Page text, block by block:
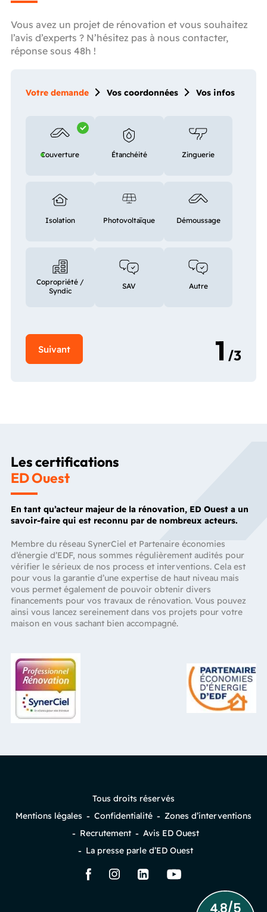
Vous avez un projet de rénovation et vous souhaitez
l’avis d’experts ? N’hésitez pas à nous contacter,
réponse sous 48h !
Votre demande Vos coordonnées Vos infos
Couverture Étanchéité Zinguerie
Isolation Photovoltaïque Démoussage
Copropriété /
Syndic
SAV Autre
En tant qu’acteur majeur de la rénovation, ED Ouest a un
savoir-faire qui est reconnu par de nombreux acteurs.
Membre du réseau SynerCiel et Partenaire économies
d’énergie d’EDF, nous sommes régulièrement audités pour
vérifier le sérieux de nos process et interventions. Cela est
pour vous la garantie d’une expertise de haut niveau mais
vous permet également de pouvoir obtenir divers
financements pour vos travaux de rénovation. Vous pouvez
ainsi vous lancez sereinement dans vos projets pour votre
maison en vous sachant bien accompagné.
Les certifications
ED Ouest
Tous droits réservés
Mentions légales
Confidentialité
Zones d’interventions
Recrutement
Avis ED Ouest
La presse parle d’ED Ouest